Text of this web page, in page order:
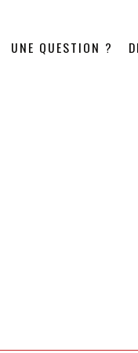
UNE QUESTION ?